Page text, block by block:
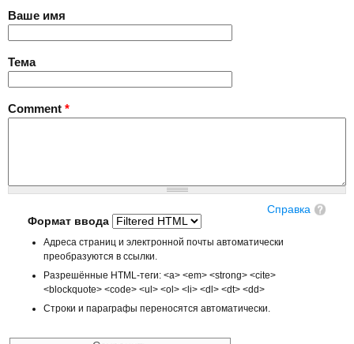
Ваше имя
Тема
Comment *
Справка
Формат ввода
Адреса страниц и электронной почты автоматически
преобразуются в ссылки.
Разрешённые HTML-теги: <a> <em> <strong> <cite>
<blockquote> <code> <ul> <ol> <li> <dl> <dt> <dd>
Строки и параграфы переносятся автоматически.